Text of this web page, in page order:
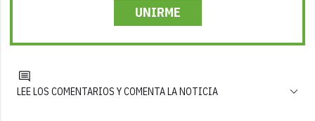
UNIRME
LEE LOS COMENTARIOS Y COMENTA LA NOTICIA